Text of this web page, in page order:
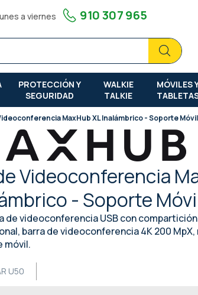
a viernes 910 307 965
BuscarBuscar
PROTECCIÓN Y
SEGURIDAD
WALKIE
TALKIE
MÓVILES
MaxHub XL Inalámbrico - Soporte Móvil
Videoconferencia
- Soporte
de videoconferencia USB con
barra de videoconferencia 4K 200
móvil.
U50